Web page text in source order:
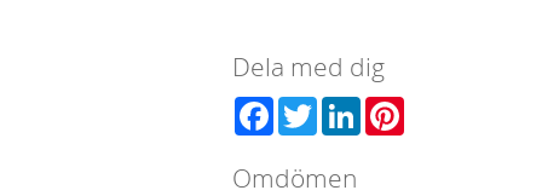
Dela med dig
Facebook
TwitterLinkedIn
Omdömen